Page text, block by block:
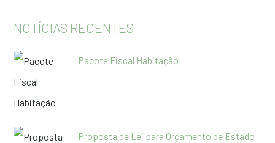
NOTÍCIAS RECENTES
Pacote Fiscal Habitação
Proposta de Lei para Orçamento de Estado